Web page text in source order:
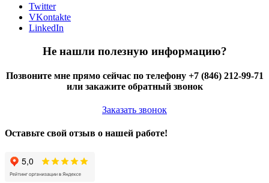
Twitter
VKontakte
LinkedIn
Не нашли полезную информацию?
Позвоните мне прямо сейчас по телефону +7 (846) 212-99-71
или закажите обратный звонок
Заказать звонок
Оставьте свой отзыв о нашей работе!